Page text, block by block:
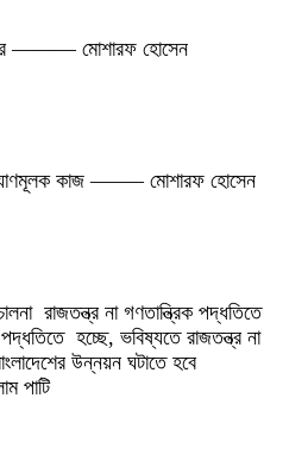
——— মোশারফ হোসেন
কাজ ——– মোশারফ হোসেন
রাজতন্ত্র না গণতান্ত্রিক পদ্ধতিতে
হচ্ছে, ভবিষ্যতে রাজতন্ত্র না
উন্নয়ন ঘটাতে হবে
পাটি